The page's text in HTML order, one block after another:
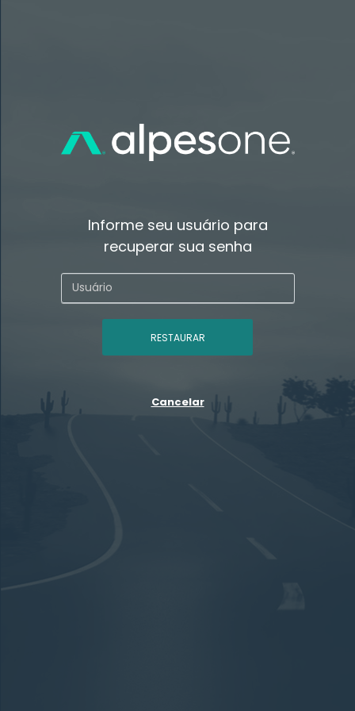
Informe seu usuário para
recuperar sua senha
RESTAURAR
Cancelar